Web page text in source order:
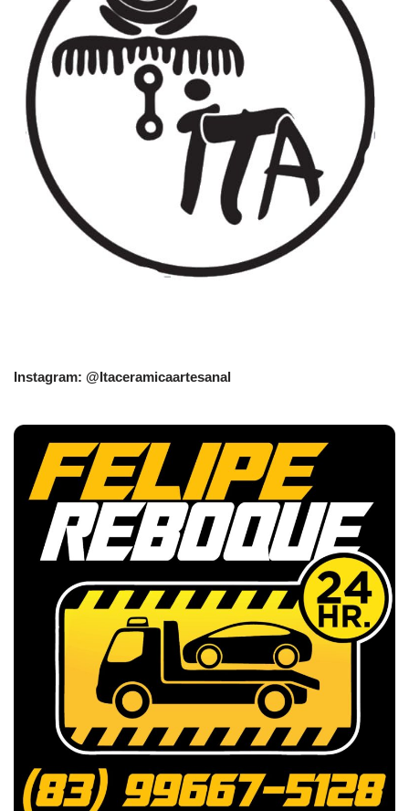
Instagram: @Itaceramicaartesanal